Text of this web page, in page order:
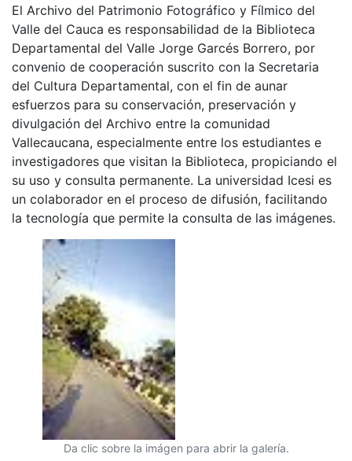
El Archivo del Patrimonio Fotográfico y Fílmico del
Valle del Cauca es responsabilidad de la Biblioteca
Departamental del Valle Jorge Garcés Borrero, por
convenio de cooperación suscrito con la Secretaria
del Cultura Departamental, con el fin de aunar
esfuerzos para su conservación, preservación y
divulgación del Archivo entre la comunidad
Vallecaucana, especialmente entre los estudiantes e
investigadores que visitan la Biblioteca, propiciando el
su uso y consulta permanente. La universidad Icesi es
un colaborador en el proceso de difusión, facilitando
la tecnología que permite la consulta de las imágenes.
Da clic sobre la imágen para abrir la galería.